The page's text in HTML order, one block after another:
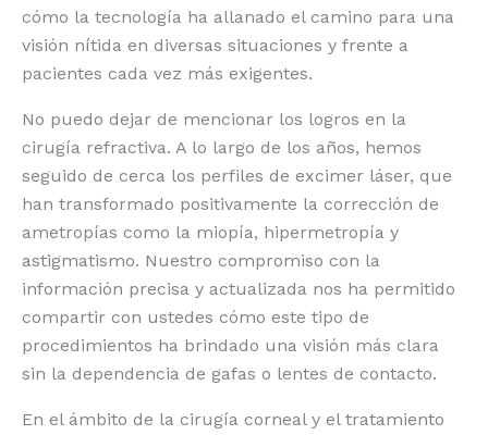
cómo la tecnología ha allanado el camino para una
visión nítida en diversas situaciones y frente a
pacientes cada vez más exigentes.
No puedo dejar de mencionar los logros en la
cirugía refractiva. A lo largo de los años, hemos
seguido de cerca los perfiles de excimer láser, que
han transformado positivamente la corrección de
ametropías como la miopía, hipermetropía y
astigmatismo. Nuestro compromiso con la
información precisa y actualizada nos ha permitido
compartir con ustedes cómo este tipo de
procedimientos ha brindado una visión más clara
sin la dependencia de gafas o lentes de contacto.
En el ámbito de la cirugía corneal y el tratamiento